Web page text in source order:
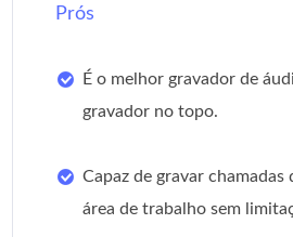
Prós
É o melhor gravador de
gravador no topo.
Capaz de gravar chamadas
área de trabalho sem